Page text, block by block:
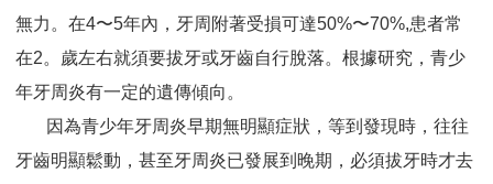
無力。在4〜5年內，牙周附著受損可達50%〜70%,患者常
在2。歲左右就須要拔牙或牙齒自行脫落。根據研究，青少
年牙周炎有一定的遺傳傾向。
因為青少年牙周炎早期無明顯症狀，等到發現時，往往
牙齒明顯鬆動，甚至牙周炎已發展到晚期，必須拔牙時才去